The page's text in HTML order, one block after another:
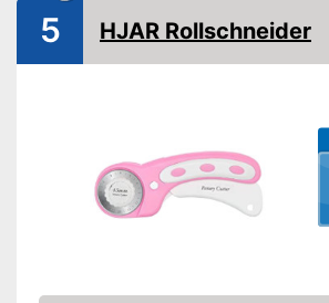
Gewicht
1.207 g
5 HJAR Rollschneider